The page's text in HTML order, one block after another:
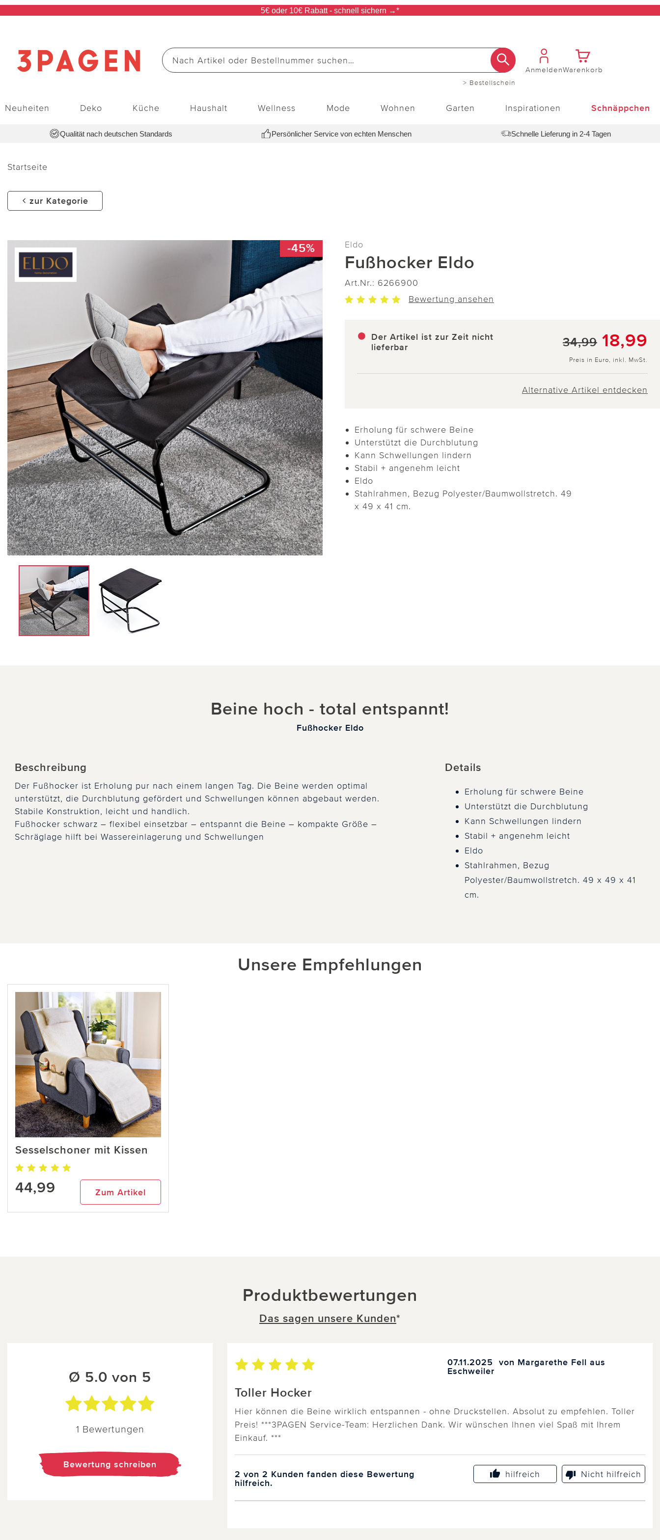
5€ oder 10€ Rabatt - schnell sichern →*
> Bestellschein
AnmeldenWarenkorb
Neuheiten Deko Küche Haushalt Wellness Mode Wohnen Garten Inspirationen Schnäppchen
Qualität nach deutschen Standards Persönlicher Service von echten Menschen Schnelle Lieferung in 2-4 Tagen
Startseite
zur Kategorie
-45% Eldo
Fußhocker Eldo
Art.Nr.: 6266900
Bewertung ansehen
Der Artikel ist zur Zeit nicht
lieferbar
34,99 18,99
Preis in Euro, inkl. MwSt.
Alternative Artikel entdecken
Erholung für schwere Beine
Unterstützt die Durchblutung
Kann Schwellungen lindern
Stabil + angenehm leicht
Eldo
Stahlrahmen, Bezug Polyester/Baumwollstretch. 49
x 49 x 41 cm.
Beine hoch - total entspannt!
Fußhocker Eldo
Beschreibung
Der Fußhocker ist Erholung pur nach einem langen Tag. Die Beine werden optimal
unterstützt, die Durchblutung gefördert und Schwellungen können abgebaut werden.
Stabile Konstruktion, leicht und handlich.
Fußhocker schwarz – flexibel einsetzbar – entspannt die Beine – kompakte Größe –
Schräglage hilft bei Wassereinlagerung und Schwellungen
Details
Erholung für schwere Beine
Unterstützt die Durchblutung
Kann Schwellungen lindern
Stabil + angenehm leicht
Eldo
Stahlrahmen, Bezug
Polyester/Baumwollstretch. 49 x 49 x 41
cm.
Unsere Empfehlungen
Sesselschoner mit Kissen
44,99 Zum Artikel
Produktbewertungen
Das sagen unsere Kunden*
Ø 5.0 von 5
1 Bewertungen
Bewertung schreiben
07.11.2025 von Margarethe Fell aus
Eschweiler
Toller Hocker
Hier können die Beine wirklich entspannen - ohne Druckstellen. Absolut zu empfehlen. Toller
Preis! ***3PAGEN Service-Team: Herzlichen Dank. Wir wünschen Ihnen viel Spaß mit Ihrem
Einkauf. ***
2 von 2 Kunden fanden diese Bewertung
hilfreich.
hilfreich Nicht hilfreich